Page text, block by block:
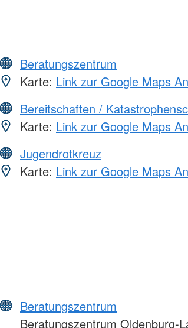
Beratungszentrum
Karte: Link zur Google Maps
Bereitschaften /
Karte: Link zur Google Maps
Jugendrotkreuz
Karte: Link zur Google Maps
Beratungszentrum
Beratungszentrum Oldenburg-